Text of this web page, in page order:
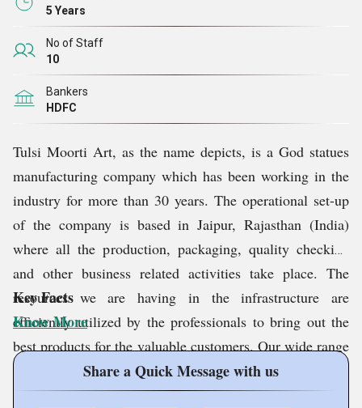
5 Years
No of Staff
10
Bankers
HDFC
Tulsi Moorti Art, as the name depicts, is a God statues
manufacturing company which has been working in the
industry for more than 30 years. The operational set-up
of the company is based in Jaipur, Rajasthan (India)
where all the production, packaging, quality checking
and other business related activities take place. The
resources we are having in the infrastructure are
efficiently utilized by the professionals to bring out the
best products for the valuable customers. Our wide range
includes Marble Sarswati Maa Statue, White Marble
Ganesh Statue, White Marble Lord Krishna Statue,
Key Facts
Know More
Share a Quick Message with us